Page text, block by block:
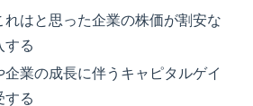
れはと思った企業の株価が割安な
する
企業の成長に伴うキャピタルゲイ
する